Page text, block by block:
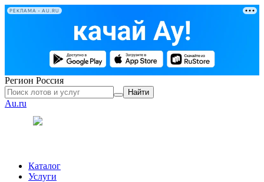
РЕКЛАМА • AU.RU
Регион Россия
Найти
Au.ru
Каталог
Услуги